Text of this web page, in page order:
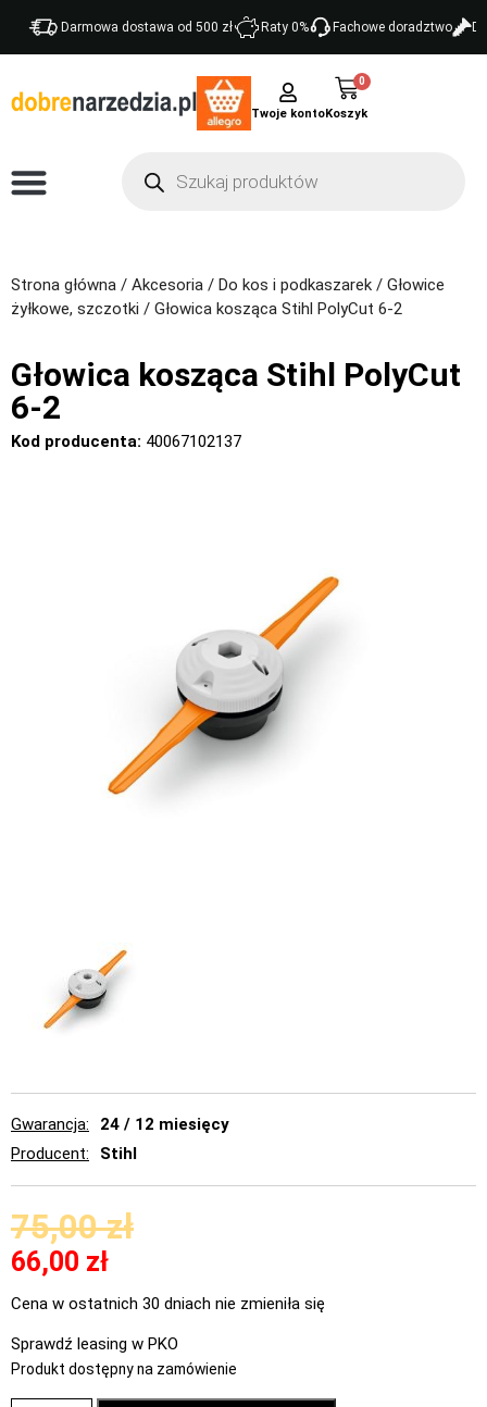
Darmowa dostawa od 500 zł Raty 0% Fachowe doradztwo
Twoje konto
0
Strona główna / Akcesoria / Do kos i podkaszarek / Głowice
żyłkowe, szczotki / Głowica kosząca Stihl PolyCut 6-2
Głowica kosząca Stihl PolyCut
6-2
Kod producenta: 40067102137
Gwarancja
24 / 12 miesięcy
Producent
Stihl
75,00zł
66,00 zł
Cena w ostatnich 30 dniach nie zmieniła się
Sprawdź leasing w PKO
Produkt dostępny na zamówienie